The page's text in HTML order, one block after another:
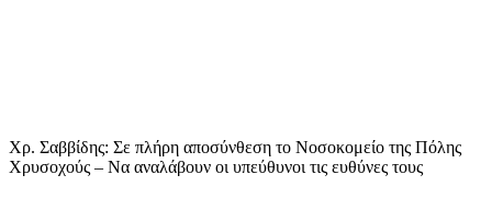
Χρ. Σαββίδης: Σε πλήρη αποσύνθεση το Νοσοκομείο της Πόλης
Χρυσοχούς – Να αναλάβουν οι υπεύθυνοι τις ευθύνες τους